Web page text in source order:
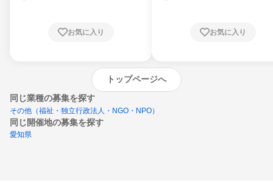
お気に入り お気に入り
トップページへ
同じ業種の募集を探す
その他（福祉・独立行政法人・NGO・NPO）
同じ開催地の募集を探す
愛知県